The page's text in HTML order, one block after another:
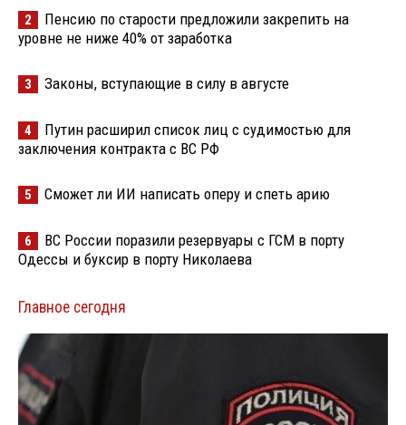
2
Пенсию по старости предложили закрепить на
уровне не ниже 40% от заработка
3 Законы, вступающие в силу в августе
4
Путин расширил список лиц с судимостью для
заключения контракта с ВС РФ
5 Сможет ли ИИ написать оперу и спеть арию
6
ВС России поразили резервуары с ГСМ в порту
Одессы и буксир в порту Николаева
Главное сегодня